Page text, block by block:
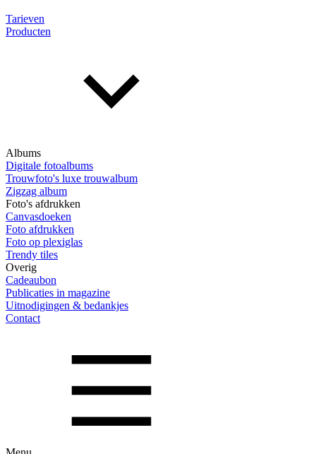
Tarieven
Producten
Albums
Digitale fotoalbums
Trouwfoto's luxe trouwalbum
Zigzag album
Foto's afdrukken
Canvasdoeken
Foto afdrukken
Foto op plexiglas
Trendy tiles
Overig
Cadeaubon
Publicaties in magazine
Uitnodigingen & bedankjes
Contact